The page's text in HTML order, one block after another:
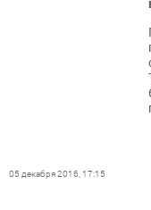
05 декабря 2016, 17:15